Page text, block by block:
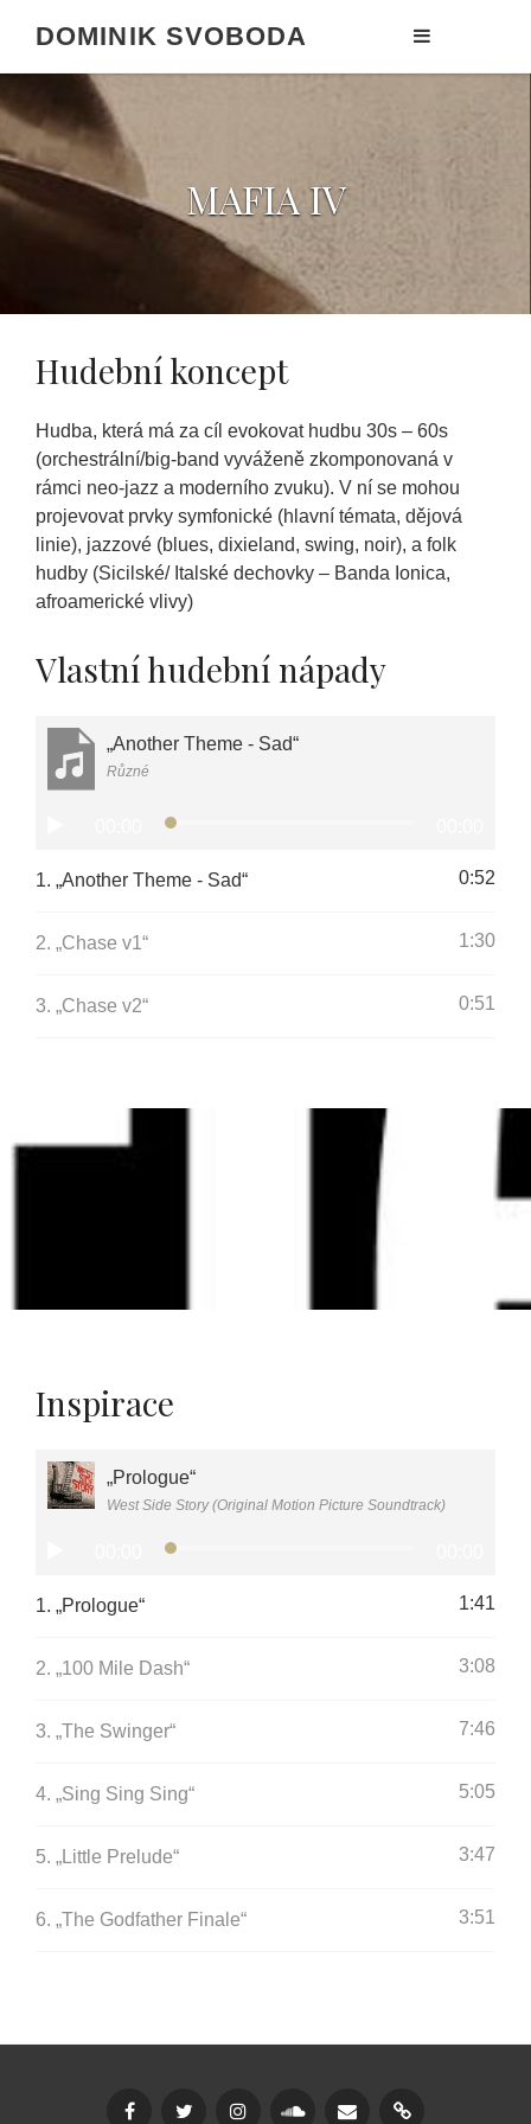
DOMINIK SVOBODA
Domov > MAFIA IV
MAFIA IV
Hudební koncept
Hudba, která má za cíl evokovat hudbu 30s – 60s
(orchestrální/big-band vyváženě zkomponovaná v
rámci neo-jazz a moderního zvuku). V ní se mohou
projevovat prvky symfonické (hlavní témata, dějová
linie), jazzové (blues, dixieland, swing, noir), a folk
hudby (Sicilské/ Italské dechovky – Banda Ionica,
afroamerické vlivy)
Vlastní hudební nápady
„Another Theme - Sad“
Různé
1. „Another Theme - Sad“ 0:52
2. „Chase v1“ 1:30
3. „Chase v2“ 0:51
Inspirace
„Prologue“
West Side Story (Original Motion Picture Soundtrack)
1. „Prologue“ 1:41
2. „100 Mile Dash“ 3:08
3. „The Swinger“ 7:46
4. „Sing Sing Sing“ 5:05
5. „Little Prelude“ 3:47
6. „The Godfather Finale“ 3:51
FacebookTwitterInstagramSoundCloud
Email Buymeacoffee